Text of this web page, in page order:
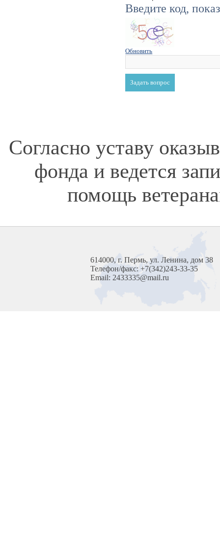
Введите код,
Обновить
Согласно уставу
фонда и ведется
помощь
614000, г. Пермь, ул. Ленина, дом 38
Телефон/факс: +7(342)243-33-35
Email: 2433335@mail.ru